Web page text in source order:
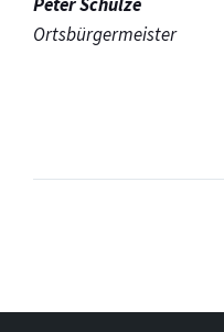
Ortsbürgermeister